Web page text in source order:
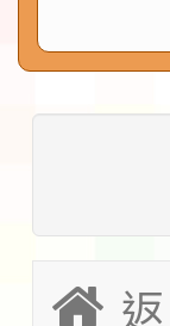
轉
「
錦
域)
「
計
會
本